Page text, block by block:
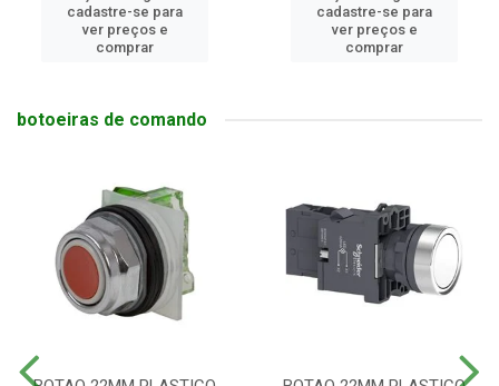
cadastre-se para
ver preços e
comprar
cadastre-se para
ver preços e
comprar
botoeiras de comando